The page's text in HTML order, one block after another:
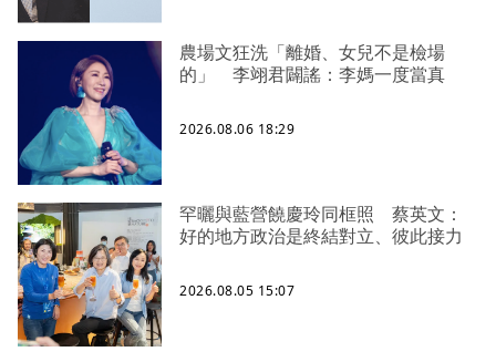
農場文狂洗「離婚、女兒不是檢場
的」 李翊君闢謠：李媽一度當真
2026.08.06 18:29
罕曬與藍營饒慶玲同框照 蔡英文：
好的地方政治是終結對立、彼此接力
2026.08.05 15:07